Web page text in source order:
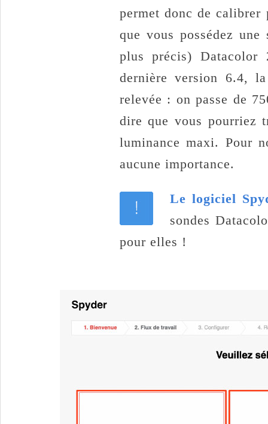
permet donc de calibrer
que vous possédez
plus précis)
dernière version 6.4,
relevée : on passe de
dire que vous pourriez
luminance maxi. Pour
aucune importance.
Le logiciel
sondes
pour elles !